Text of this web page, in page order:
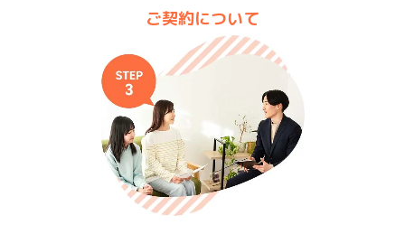
ご契約について